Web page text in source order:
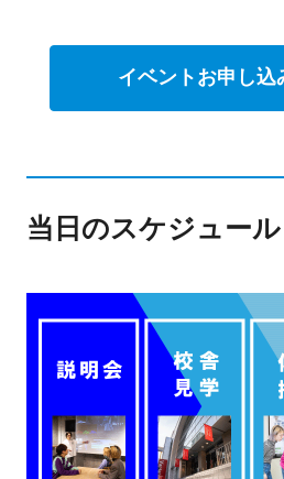
イベントお申し込
当日のスケジュール